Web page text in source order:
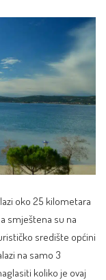
oko 25 kilometara
smještena su na
središte općini
na samo 3
koliko je ovaj